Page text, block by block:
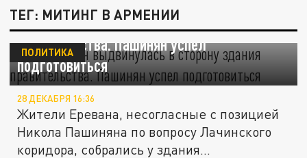
ТЕГ: МИТИНГ В АРМЕНИИ
Толпа армян выдвинулась в сторону здания
правительства. Пашинян успел
подготовиться
ПОЛИТИКА
28 ДЕКАБРЯ 16:36
Жители Еревана, несогласные с позицией
Никола Пашиняна по вопросу Лачинского
коридора, собрались у здания...